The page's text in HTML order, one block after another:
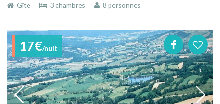
Gîte
3 chambres 8 personnes
17€/nuit